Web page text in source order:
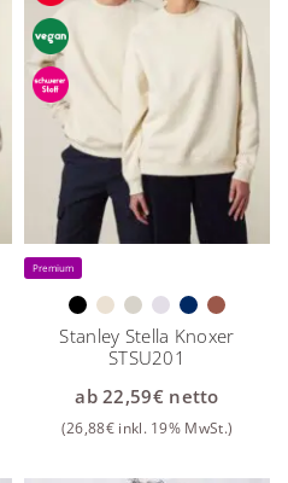
Premium
Stanley Stella Knoxer
STSU201
ab22,59€netto
(26,88€ inkl. 19% MwSt.)